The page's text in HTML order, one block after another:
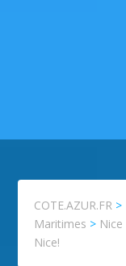
COTE.AZUR.FR >
Maritimes > Nice
Nice!